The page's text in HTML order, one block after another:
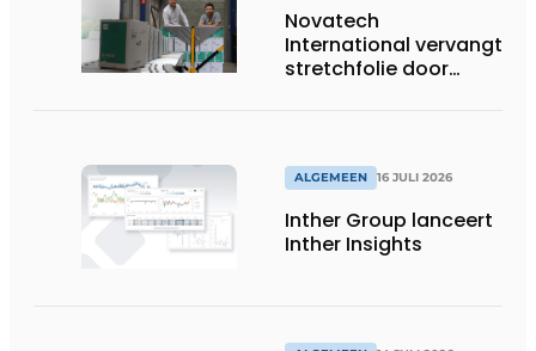
Novatech
International vervangt
stretchfolie door
ALGEMEEN 16 JULI 2026
Inther Group lanceert
Inther Insights